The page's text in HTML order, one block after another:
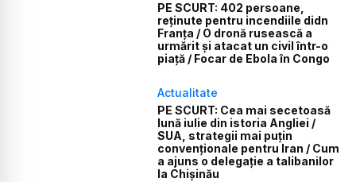
PE SCURT: 402 persoane,
reținute pentru incendiile didn
Franța / O dronă rusească a
urmărit și atacat un civil într-o
piață / Focar de Ebola în Congo
Actualitate
PE SCURT: Cea mai secetoasă
lună iulie din istoria Angliei /
SUA, strategii mai puțin
convenționale pentru Iran / Cum
a ajuns o delegație a talibanilor
la Chișinău